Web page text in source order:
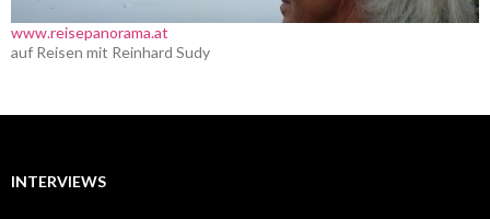
www.reisepanorama.at
auf Reisen mit Reinhard Sudy
INTERVIEWS